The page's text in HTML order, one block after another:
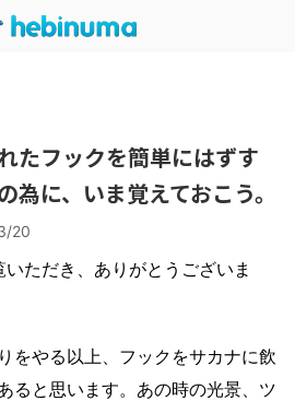
たフックを簡単にはずす
為に、いま覚えておこう。
20
ただき、ありがとうございま
をやる以上、フックをサカナに飲
ると思います。あの時の光景、ツ